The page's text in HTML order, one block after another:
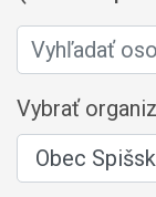
Vyhľadať
Vybrať